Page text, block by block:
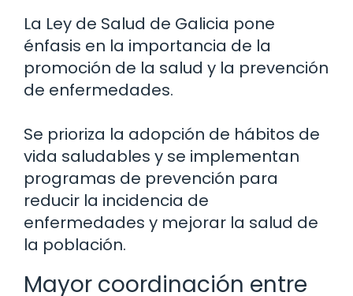
La Ley de Salud de Galicia pone
énfasis en la importancia de la
promoción de la salud y la prevención
de enfermedades.
Se prioriza la adopción de hábitos de
vida saludables y se implementan
programas de prevención para
reducir la incidencia de
enfermedades y mejorar la salud de
la población.
Mayor coordinación entre